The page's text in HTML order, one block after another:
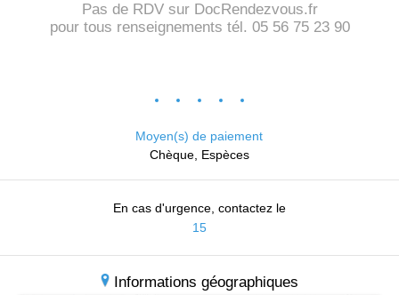
Pas de RDV sur DocRendezvous.fr
pour tous renseignements tél. 05 56 75 23 90
Moyen(s) de paiement
Chèque, Espèces
En cas d'urgence, contactez le
15
Informations géographiques